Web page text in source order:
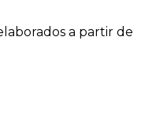
a partir de